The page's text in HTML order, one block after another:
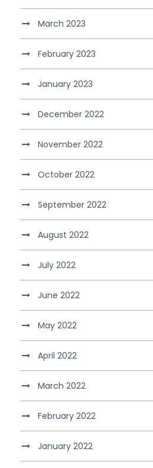
March 2023
February 2023
January 2023
December 2022
November 2022
October 2022
September 2022
August 2022
July 2022
June 2022
May 2022
April 2022
March 2022
February 2022
January 2022